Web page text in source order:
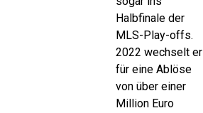
Halbfinale der
MLS-Play-offs.
2022 wechselt er
für eine Ablöse
von über einer
Million Euro